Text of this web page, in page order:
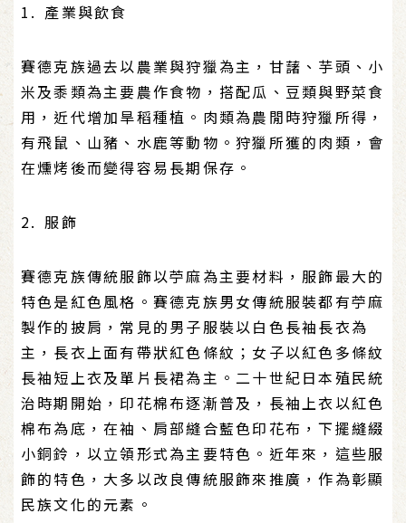
1. 產業與飲食
賽德克族過去以農業與狩獵為主，甘藷、芋頭、小
米及黍類為主要農作食物，搭配瓜、豆類與野菜食
用，近代增加旱稻種植。肉類為農閒時狩獵所得，
有飛鼠、山豬、水鹿等動物。狩獵所獲的肉類，會
在燻烤後而變得容易長期保存。
2. 服飾
賽德克族傳統服飾以苧麻為主要材料，服飾最大的
特色是紅色風格。賽德克族男女傳統服裝都有苧麻
製作的披肩，常見的男子服裝以白色長袖長衣為
主，長衣上面有帶狀紅色條紋；女子以紅色多條紋
長袖短上衣及單片長裙為主。二十世紀日本殖民統
治時期開始，印花棉布逐漸普及，長袖上衣以紅色
棉布為底，在袖、肩部縫合藍色印花布，下擺縫綴
小銅鈴，以立領形式為主要特色。近年來，這些服
飾的特色，大多以改良傳統服飾來推廣，作為彰顯
民族文化的元素。